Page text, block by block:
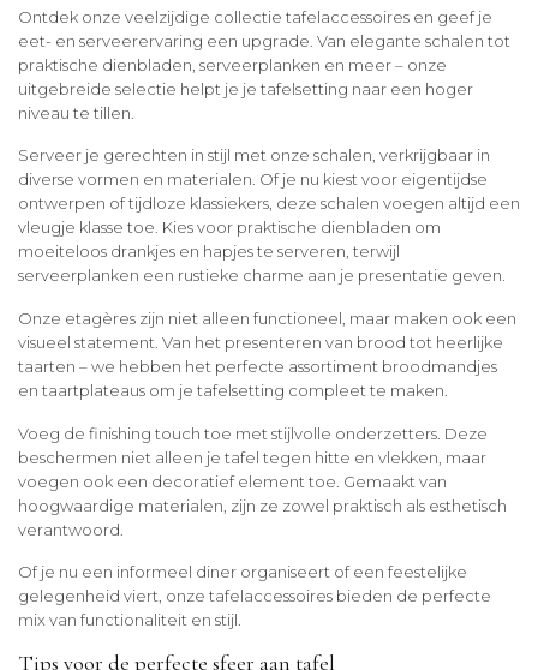
Ontdek onze veelzijdige collectie tafelaccessoires en geef je
eet- en serveerervaring een upgrade. Van elegante schalen tot
praktische dienbladen, serveerplanken en meer – onze
uitgebreide selectie helpt je je tafelsetting naar een hoger
niveau te tillen.
Serveer je gerechten in stijl met onze schalen, verkrijgbaar in
diverse vormen en materialen. Of je nu kiest voor eigentijdse
ontwerpen of tijdloze klassiekers, deze schalen voegen altijd een
vleugje klasse toe. Kies voor praktische dienbladen om
moeiteloos drankjes en hapjes te serveren, terwijl
serveerplanken een rustieke charme aan je presentatie geven.
Onze etagères zijn niet alleen functioneel, maar maken ook een
visueel statement. Van het presenteren van brood tot heerlijke
taarten – we hebben het perfecte assortiment broodmandjes
en taartplateaus om je tafelsetting compleet te maken.
Voeg de finishing touch toe met stijlvolle onderzetters. Deze
beschermen niet alleen je tafel tegen hitte en vlekken, maar
voegen ook een decoratief element toe. Gemaakt van
hoogwaardige materialen, zijn ze zowel praktisch als esthetisch
verantwoord.
Of je nu een informeel diner organiseert of een feestelijke
gelegenheid viert, onze tafelaccessoires bieden de perfecte
mix van functionaliteit en stijl.
Tips voor de perfecte sfeer aan tafel